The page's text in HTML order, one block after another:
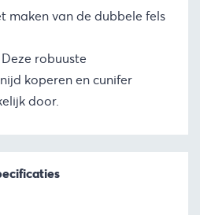
maken van de dubbele fels
robuuste
koperen en cunifer
door.